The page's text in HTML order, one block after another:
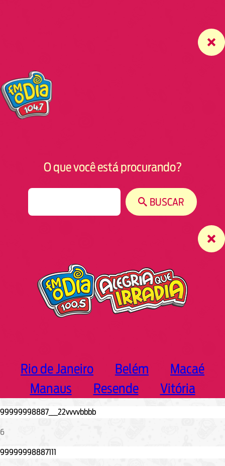
O que você está procurando?
BUSCAR
Rio de Janeiro Belém
Macaé
Manaus
Resende Vitória
6